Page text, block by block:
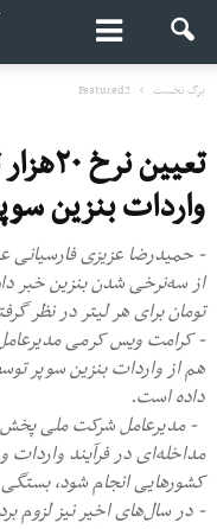
برگ نخست Featured2
تعیین
واردات بنزین
- حمیدرضا عزیزی
تومان برای هر لیتر در نظر
- کرامت ویس کرمی
هم از واردات بنزین سوپر
داده است.
- مدیرعامل شرکت ملی پخش
مداخله‌ای در فرآیند
کشورهایی انجام شود، بستگی
- در سال‌های اخیر نیز لزوم